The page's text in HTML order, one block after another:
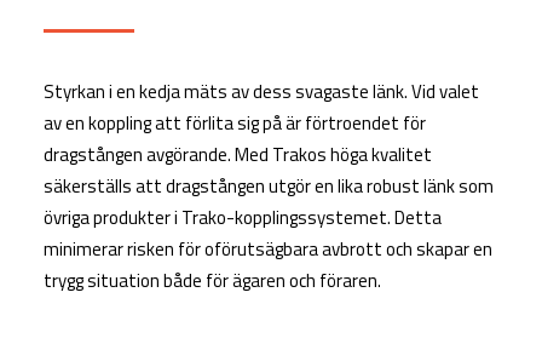
Styrkan i en kedja mäts av dess svagaste länk. Vid valet
av en koppling att förlita sig på är förtroendet för
dragstången avgörande. Med Trakos höga kvalitet
säkerställs att dragstången utgör en lika robust länk som
övriga produkter i Trako-kopplingssystemet. Detta
minimerar risken för oförutsägbara avbrott och skapar en
trygg situation både för ägaren och föraren.